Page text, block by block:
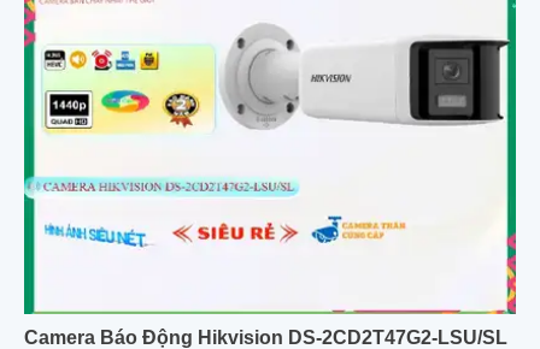
Camera Báo Động Hikvision DS-2CD2T47G2-LSU/SL